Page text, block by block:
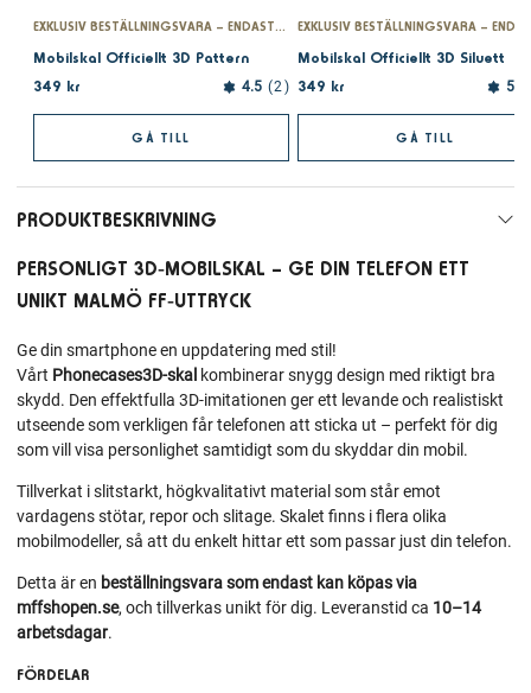
EXKLUSIV BESTÄLLNINGSVARA – ENDAST PÅ MFFSHOPEN.SE
Mobilskal Officiellt 3D Pattern
349 kr
4.5 2
GÅ TILL
Mobilskal Officiellt 3D Siluett
349 kr
5.0
GÅ TILL
PRODUKTBESKRIVNING
PERSONLIGT 3D‑MOBILSKAL – GE DIN TELEFON ETT
UNIKT MALMÖ FF‑UTTRYCK
Ge din smartphone en uppdatering med stil!
Vårt Phonecases3D‑skal kombinerar snygg design med riktigt bra
skydd. Den effektfulla 3D‑imitationen ger ett levande och realistiskt
utseende som verkligen får telefonen att sticka ut – perfekt för dig
som vill visa personlighet samtidigt som du skyddar din mobil.
Tillverkat i slitstarkt, högkvalitativt material som står emot
vardagens stötar, repor och slitage. Skalet finns i flera olika
mobilmodeller, så att du enkelt hittar ett som passar just din telefon.
Detta är en beställningsvara som endast kan köpas via
mffshopen.se, och tillverkas unikt för dig. Leveranstid ca 10–14
arbetsdagar.
FÖRDELAR